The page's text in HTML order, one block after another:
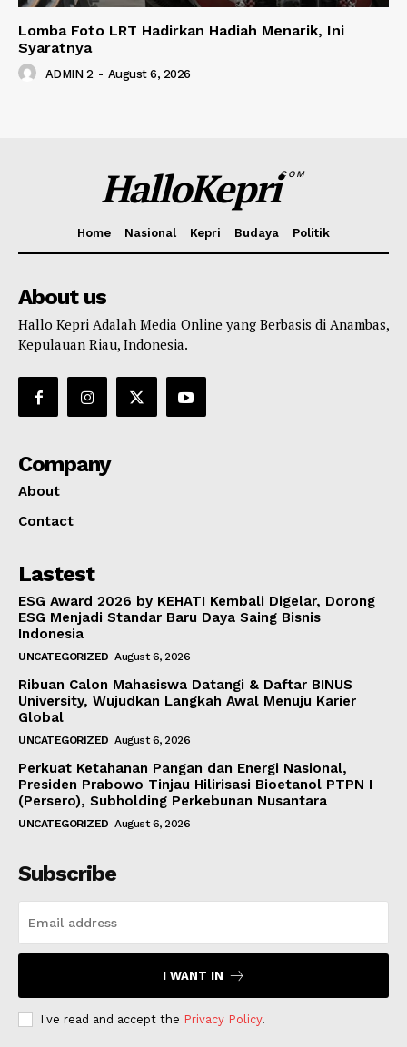
Lomba Foto LRT Hadirkan Hadiah Menarik, Ini
Syaratnya
ADMIN 2 - August 6, 2026
HalloKepriCOM
Home Nasional Kepri Budaya Politik
About us
Hallo Kepri Adalah Media Online yang Berbasis di Anambas,
Kepulauan Riau, Indonesia.
Company
About
Contact
Lastest
ESG Award 2026 by KEHATI Kembali Digelar, Dorong
ESG Menjadi Standar Baru Daya Saing Bisnis
Indonesia
UNCATEGORIZED August 6, 2026
Ribuan Calon Mahasiswa Datangi & Daftar BINUS
University, Wujudkan Langkah Awal Menuju Karier
Global
UNCATEGORIZED August 6, 2026
Perkuat Ketahanan Pangan dan Energi Nasional,
Presiden Prabowo Tinjau Hilirisasi Bioetanol PTPN I
(Persero), Subholding Perkebunan Nusantara
UNCATEGORIZED August 6, 2026
Subscribe
I WANT IN
I've read and accept the Privacy Policy.